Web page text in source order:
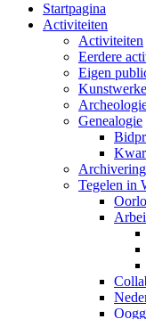
Startpagina
Activiteiten
Activiteiten
Eerdere
Eigen
Genealogie
Archivering
Tegelen in